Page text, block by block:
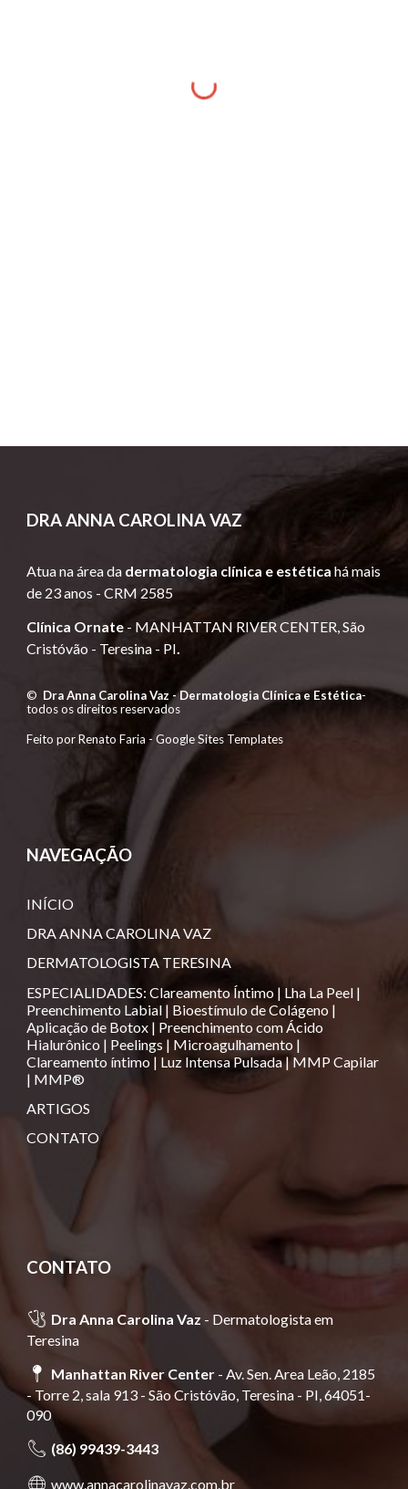
DRAANNA CAROLINA VAZ
Atuana área da dermatologia clínica e estética há mais
de 23 anos -CRM 2585
Clínica Ornate- MANHATTAN RIVER CENTER, São
Cristóvão - Teresina - PI.
© Dra Anna Carolina Vaz - Dermatologia Clínica e Estética-
todos os direitos reservados
Feito por Renato Faria -Google Sites Templates
NAVEGAÇÃO
INÍCIO
DRA ANNA CAROLINA VAZ
DERMATOLOGISTA TERESINA
ESPECIALIDADES:Clareamento Íntimo | Lha La Peel |
Preenchimento Labial | Bioestímulo de Colágeno |
Aplicação de Botox | Preenchimento com Ácido
Hialurônico | Peelings | Microagulhamento |
Clareamento íntimo | Luz Intensa Pulsada| MMP Capilar
| MMP®️
ARTIGOS
CONTATO
CONTATO
🩺 Dra Anna Carolina Vaz - Dermatologista em
Teresina
📍 Manhattan River Center - Av. Sen. Area Leão, 2185
- Torre 2, sala 913 - São Cristóvão, Teresina - PI, 64051-
090
📞 (86) 99439-3443
🌐 www.annacarolinavaz.com.br